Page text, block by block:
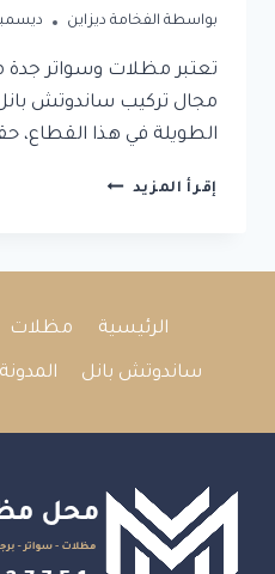
بواسطة الفخامة ديزاين ديسمبر 29,
تعتبر مظلات وسواتر جدة
مجال تركيب ساندوتش
الطويلة في هذا القطاع،
إقرأ المزيد مقاول
ساندوتش
وسقف
بانل
الرئيسية مظلات
ساندوتش بانل المدونة